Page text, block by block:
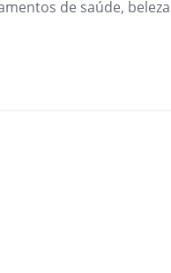
de saúde, beleza